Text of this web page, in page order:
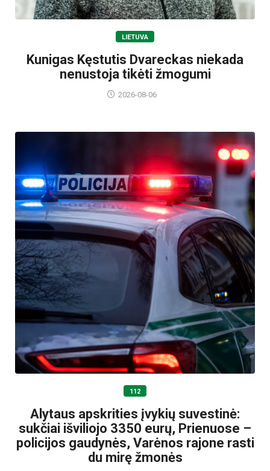
LIETUVA
Kunigas Kęstutis Dvareckas niekada
nenustoja tikėti žmogumi
2026-08-06
112
Alytaus apskrities įvykių suvestinė:
sukčiai išviliojo 3350 eurų, Prienuose –
policijos gaudynės, Varėnos rajone rasti
du mirę žmonės